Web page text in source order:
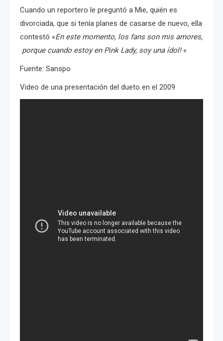
Cuando un reportero le preguntó a Mie, quién es
divorciada, que si tenía planes de casarse de nuevo, ella
contestó «En este momento, los fans son mis amores,
porque cuando estoy en Pink Lady, soy una ídol!«
Fuente: Sanspo
Video de una presentación del dueto en el 2009